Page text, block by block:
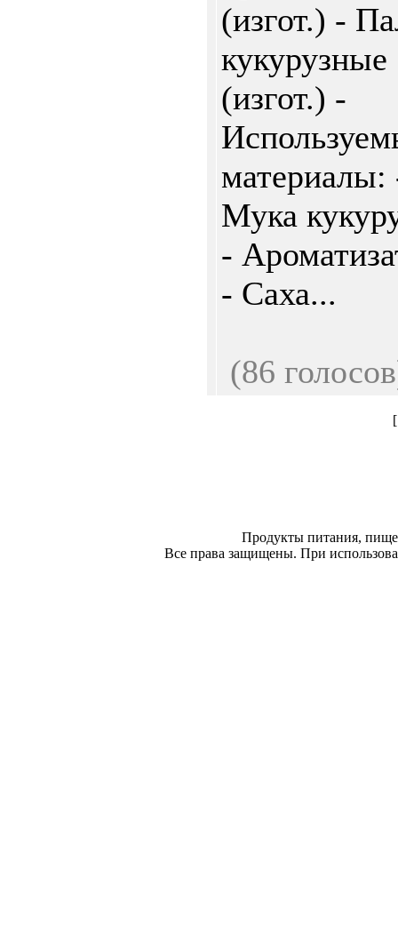
(изгот.) -
кукурузные
(изгот.) -
материалы:
Мука
-
- Саха...
(86
Продукты питания,
Все права защищены. При